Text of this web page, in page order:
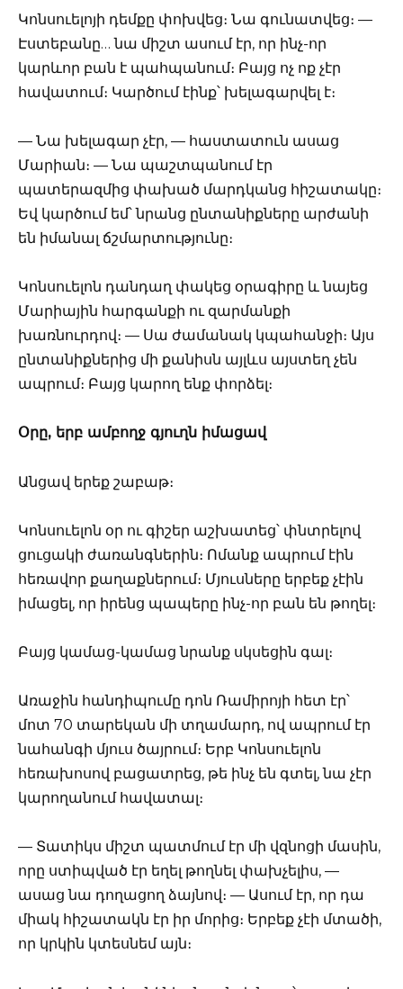
Կոնսուելոյի դեմքը փոխվեց։ Նա գունատվեց։ —
Էստեբանը… նա միշտ ասում էր, որ ինչ-որ
կարևոր բան է պահպանում։ Բայց ոչ ոք չէր
հավատում։ Կարծում էինք՝ խելագարվել է։
— Նա խելագար չէր, — հաստատուն ասաց
Մարիան։ — Նա պաշտպանում էր
պատերազմից փախած մարդկանց հիշատակը։
Եվ կարծում եմ՝ նրանց ընտանիքները արժանի
են իմանալ ճշմարտությունը։
Կոնսուելոն դանդաղ փակեց օրագիրը և նայեց
Մարիային հարգանքի ու զարմանքի
խառնուրդով։ — Սա ժամանակ կպահանջի։ Այս
ընտանիքներից մի քանիսն այլևս այստեղ չեն
ապրում։ Բայց կարող ենք փորձել։
Օրը, երբ ամբողջ գյուղն իմացավ
Անցավ երեք շաբաթ։
Կոնսուելոն օր ու գիշեր աշխատեց՝ փնտրելով
ցուցակի ժառանգներին։ Ոմանք ապրում էին
հեռավոր քաղաքներում։ Մյուսները երբեք չէին
իմացել, որ իրենց պապերը ինչ-որ բան են թողել։
Բայց կամաց-կամաց նրանք սկսեցին գալ։
Առաջին հանդիպումը դոն Ռամիրոյի հետ էր՝
մոտ 70 տարեկան մի տղամարդ, ով ապրում էր
նահանգի մյուս ծայրում։ Երբ Կոնսուելոն
հեռախոսով բացատրեց, թե ինչ են գտել, նա չէր
կարողանում հավատալ։
— Տատիկս միշտ պատմում էր մի վզնոցի մասին,
որը ստիպված էր եղել թողնել փախչելիս, —
ասաց նա դողացող ձայնով։ — Ասում էր, որ դա
միակ հիշատակն էր իր մորից։ Երբեք չէի մտածի,
որ կրկին կտեսնեմ այն։